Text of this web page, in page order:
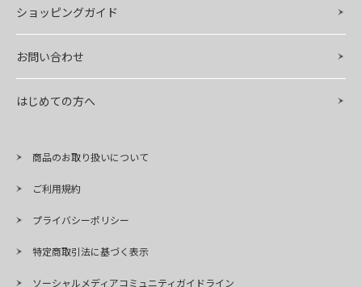
ショッピングガイド
お問い合わせ
はじめての方へ
商品のお取り扱いについて
ご利用規約
プライバシーポリシー
特定商取引法に基づく表示
ソーシャルメディアコミュニティガイドライン